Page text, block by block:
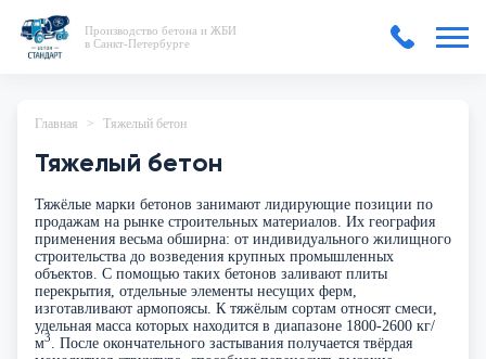
Производство бетона и ЖБИ
в Санкт-Петербурге
Главная Тяжелый бетон
Тяжелый бетон
Тяжёлые марки бетонов занимают лидирующие позиции по
продажам на рынке строительных материалов. Их география
применения весьма обширна: от индивидуального жилищного
строительства до возведения крупных промышленных
объектов. С помощью таких бетонов заливают плиты
перекрытия, отдельные элементы несущих ферм,
изготавливают армопоясы. К тяжёлым сортам относят смеси,
удельная масса которых находится в диапазоне 1800-2600 кг/
м3
. После окончательного застывания получается твёрдая